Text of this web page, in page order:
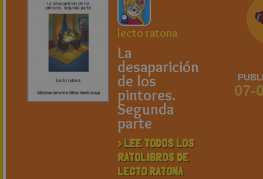
lecto ratona
La
desaparición
de los
pintores.
Segunda
parte
> LEE TODOS LOS
RATOLIBROS DE
LECTO RATONA
07-